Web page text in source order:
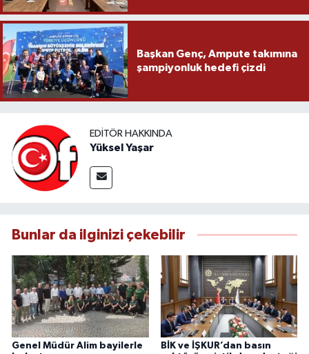
Başkan Genç, Ampute takımına
şampiyonluk hedefi çizdi
EDITÖR HAKKINDA
Yüksel Yaşar
Bunlar da ilginizi çekebilir
Genel Müdür Alim bayilerle
BİK ve İŞKUR’dan basın